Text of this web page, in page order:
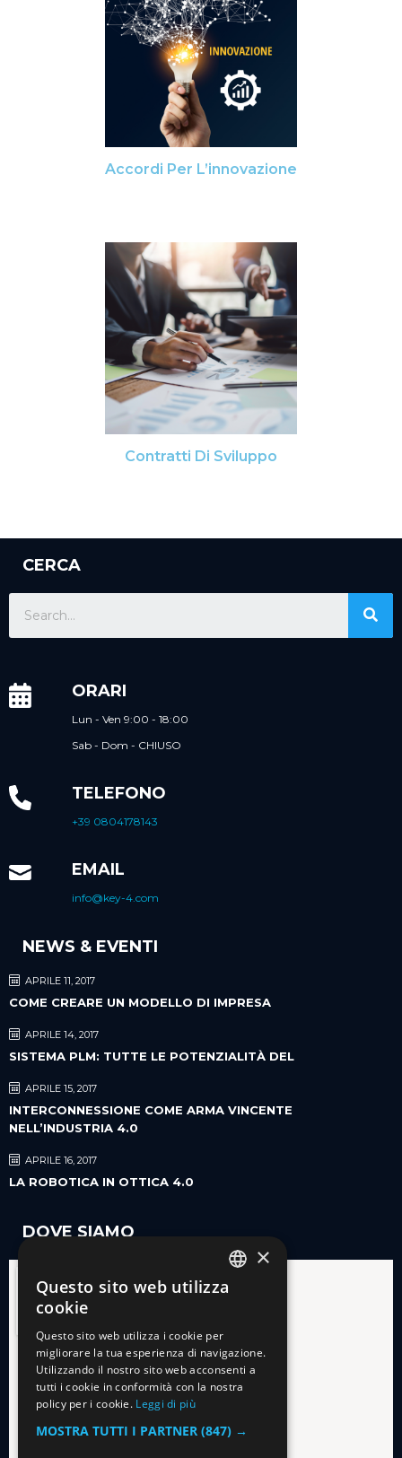
Accordi Per L’innovazione
Contratti Di Sviluppo
CERCA
ORARI
Lun - Ven 9:00 - 18:00
Sab - Dom - CHIUSO
TELEFONO
+39 0804178143
EMAIL
info@key-4.com
NEWS & EVENTI
APRILE 11, 2017
COME CREARE UN MODELLO DI IMPRESA
APRILE 14, 2017
SISTEMA PLM: TUTTE LE POTENZIALITÀ DEL
APRILE 15, 2017
INTERCONNESSIONE COME ARMA VINCENTE
NELL’INDUSTRIA 4.0
APRILE 16, 2017
LA ROBOTICA IN OTTICA 4.0
DOVE SIAMO
×
Questo sito web utilizza
cookie
Questo sito web utilizza i cookie per
migliorare la tua esperienza di navigazione.
Utilizzando il nostro sito web acconsenti a
tutti i cookie in conformità con la nostra
policy per i cookie. Leggi di più
MOSTRA TUTTI I PARTNER (847) →